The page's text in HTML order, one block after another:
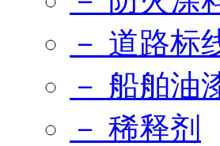
－ 道路标
－ 船舶油
－ 稀释剂